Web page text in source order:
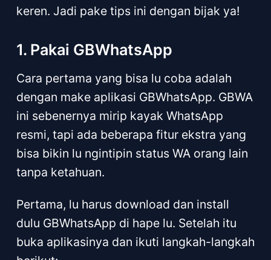
keren. Jadi pake tips ini dengan bijak ya!
1. Pakai GBWhatsApp
Cara pertama yang bisa lu coba adalah
dengan make aplikasi GBWhatsApp. GBWA
ini sebenernya mirip kayak WhatsApp
resmi, tapi ada beberapa fitur ekstra yang
bisa bikin lu ngintipin status WA orang lain
tanpa ketahuan.
Pertama, lu harus download dan install
dulu GBWhatsApp di hape lu. Setelah itu
buka aplikasinya dan ikuti langkah-langkah